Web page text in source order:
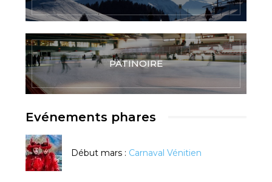
PATINOIRE
Evénements phares
Début mars : Carnaval Vénitien